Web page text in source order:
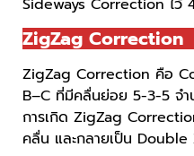
Sideways Correction ไว้
ZigZag Correction
ZigZag Correction คือ
B–C ที่มีคลื่นย่อย 5-3-5 จ
การเกิด ZigZag
คลื่น และกลายเป็น